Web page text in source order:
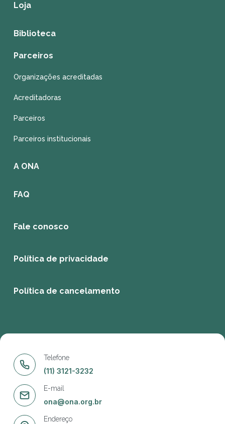
Loja
Biblioteca
Parceiros
Organizações acreditadas
Acreditadoras
Parceiros
Parceiros institucionais
A ONA
FAQ
Fale conosco
Política de privacidade
Política de cancelamento
Telefone
(11) 3121-3232
E-mail
ona@ona.org.br
Endereço